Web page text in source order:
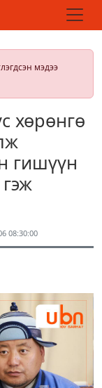
мэдээ
хөрөнгө
гишүүн
08:30:00